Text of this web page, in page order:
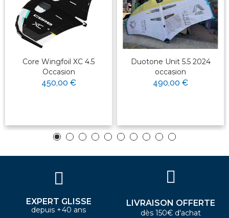
Core Wingfoil XC 4.5
Occasion
450,00 €
Duotone Unit 5.5 2024
occasion
490,00 €
EXPERT GLISSE
depuis +40 ans
LIVRAISON OFFERTE
dès 150€ d'achat